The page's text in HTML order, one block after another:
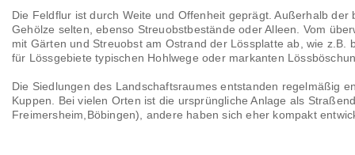
Die Feldflur ist durch Weite und Offenheit geprägt. Außerhalb
Gehölze selten, ebenso Streuobstbestände oder Alleen. Vom
mit Gärten und Streuobst am Ostrand der Lössplatte ab, wie
für Lössgebiete typischen Hohlwege oder markanten
Die Siedlungen des Landschaftsraumes entstanden regelmäßig
Kuppen. Bei vielen Orten ist die ursprüngliche Anlage als
Freimersheim,Böbingen), andere haben sich eher kompakt